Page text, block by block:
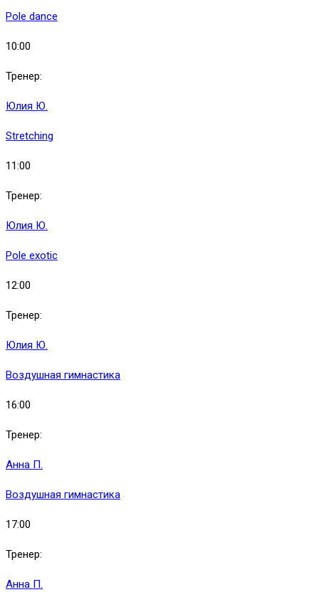
Pole dance
10:00
Тренер:
Юлия Ю.
Stretching
11:00
Тренер:
Юлия Ю.
Pole exotic
12:00
Тренер:
Юлия Ю.
Воздушная гимнастика
16:00
Тренер:
Анна П.
Воздушная гимнастика
17:00
Тренер:
Анна П.